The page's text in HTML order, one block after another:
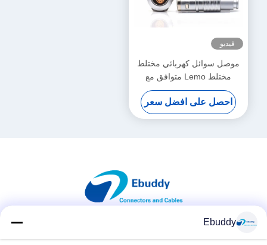
فيديو
موصل سوائل كهربائي مختلط
مختلط Lemo متوافق مع
موصل 2K 6 + 1 دبوس ذكر
وأنثى
احصل على افضل سعر
Ebuddy